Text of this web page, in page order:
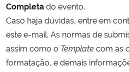
Completado evento.
Caso haja dúvidas, entre em
este e-mail. As normas de
assim como o Template com as
formatação, e demais